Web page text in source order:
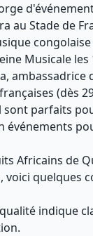
au Stade de
Musicale
(dès
parfaits
événements
Africains de
voici quelques
indique